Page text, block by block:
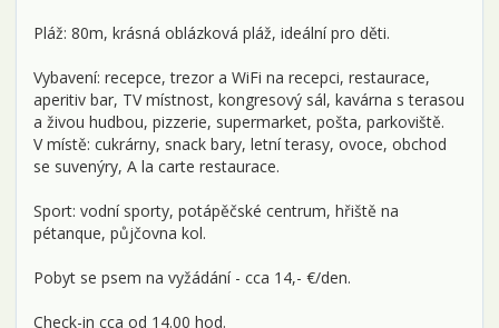
Pláž: 80m, krásná oblázková pláž, ideální pro děti.
Vybavení: recepce, trezor a WiFi na recepci, restaurace,
aperitiv bar, TV místnost, kongresový sál, kavárna s terasou
a živou hudbou, pizzerie, supermarket, pošta, parkoviště.
V místě: cukrárny, snack bary, letní terasy, ovoce, obchod
se suvenýry, A la carte restaurace.
Sport: vodní sporty, potápěčské centrum, hřiště na
pétanque, půjčovna kol.
Pobyt se psem na vyžádání - cca 14,- €/den.
Check-in cca od 14.00 hod.